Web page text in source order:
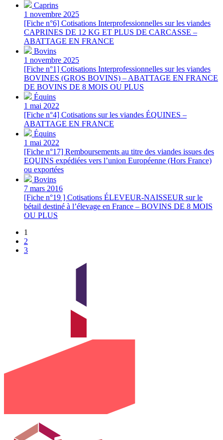
Caprins
1 novembre 2025
[Fiche n°6] Cotisations Interprofessionnelles sur les viandes
CAPRINES DE 12 KG ET PLUS DE CARCASSE –
ABATTAGE EN FRANCE
Bovins
1 novembre 2025
[Fiche n°1] Cotisations Interprofessionnelles sur les viandes
BOVINES (GROS BOVINS) – ABATTAGE EN FRANCE
DE BOVINS DE 8 MOIS OU PLUS
Équins
1 mai 2022
[Fiche n°4] Cotisations sur les viandes ÉQUINES –
ABATTAGE EN FRANCE
Équins
1 mai 2022
[Fiche n°17] Remboursements au titre des viandes issues des
EQUINS expédiées vers l’union Européenne (Hors France)
ou exportées
Bovins
7 mars 2016
[Fiche n°19 ] Cotisations ÉLEVEUR-NAISSEUR sur le
bétail destiné à l’élevage en France – BOVINS DE 8 MOIS
OU PLUS
1
2
3